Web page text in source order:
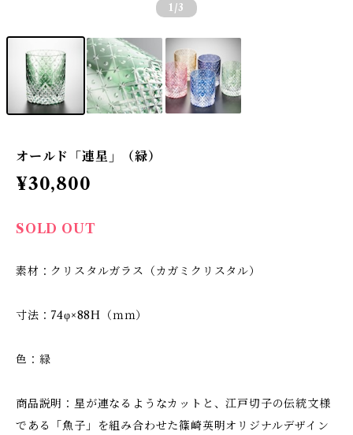
1 /3
オールド「連星」（緑）
¥30,800
SOLD OUT
素材：クリスタルガラス（カガミクリスタル）
寸法：74φ×88H（ｍｍ）
色：緑
商品説明：星が連なるようなカットと、江戸切子の伝統文様
である「魚子」を組み合わせた篠崎英明オリジナルデザイン